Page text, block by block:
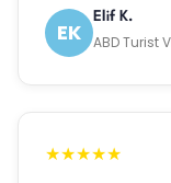
EK
Elif K.
ABD Turist
★★★★★